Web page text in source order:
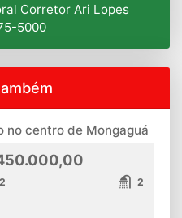
Corretor Ari Lopes
5000
no centro de Mongaguá
2 2